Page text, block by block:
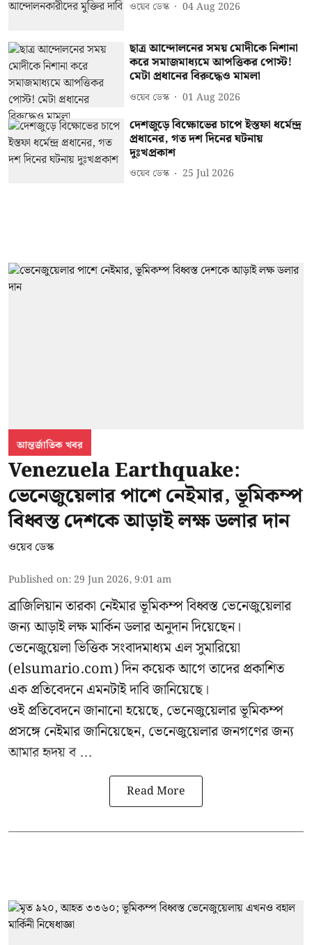
ওয়েব ডেস্ক 04 Aug 2026
ছাত্র আন্দোলনের সময় মোদীকে নিশানা
করে সমাজমাধ্যমে আপত্তিকর পোস্ট!
মেটা প্রধানের বিরুদ্ধেও মামলা
ওয়েব ডেস্ক 01 Aug 2026
দেশজুড়ে বিক্ষোভের চাপে ইস্তফা ধর্মেন্দ্র
প্রধানের, গত দশ দিনের ঘটনায়
দুঃখপ্রকাশ
ওয়েব ডেস্ক 25 Jul 2026
আন্তর্জাতিক খবর
Venezuela Earthquake:
ভেনেজুয়েলার পাশে নেইমার, ভূমিকম্প
বিধ্বস্ত দেশকে আড়াই লক্ষ ডলার দান
ওয়েব ডেস্ক
Published on: 29 Jun 2026, 9:01 am
ব্রাজিলিয়ান তারকা নেইমার ভূমিকম্প বিধ্বস্ত ভেনেজুয়েলার
জন্য আড়াই লক্ষ মার্কিন ডলার অনুদান দিয়েছেন।
ভেনেজুয়েলা ভিত্তিক সংবাদমাধ্যম এল সুমারিয়ো
(elsumario.com) দিন কয়েক আগে তাদের প্রকাশিত
এক প্রতিবেদনে এমনটাই দাবি জানিয়েছে।
ওই প্রতিবেদনে জানানো হয়েছে, ভেনেজুয়েলার ভূমিকম্প
প্রসঙ্গেনেইমারজানিয়েছেন, ভেনেজুয়েলার জনগণের জন্য
আমার হৃদয় ব ...
Read More